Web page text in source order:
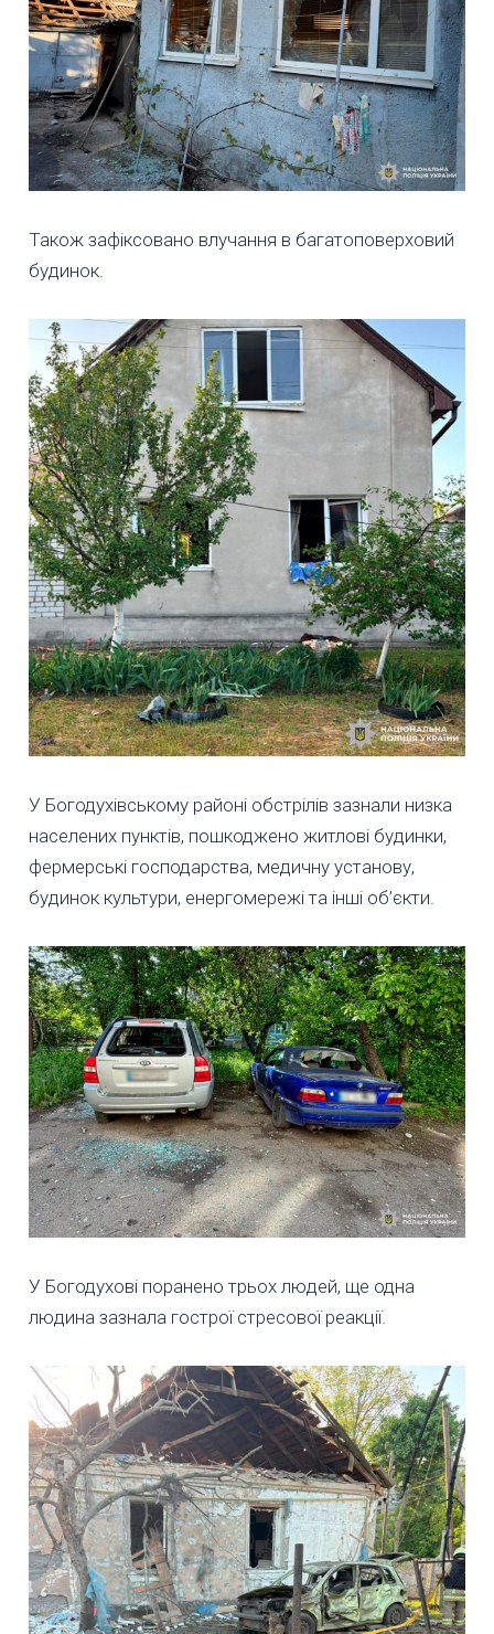
Також зафіксовано влучання в багатоповерховий
будинок.
У Богодухівському районі обстрілів зазнали низка
населених пунктів, пошкоджено житлові будинки,
фермерські господарства, медичну установу,
будинок культури, енергомережі та інші об’єкти.
У Богодухові поранено трьох людей, ще одна
людина зазнала гострої стресової реакції.